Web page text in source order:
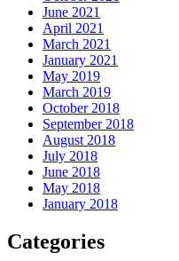
June 2021
April 2021
March 2021
January 2021
May 2019
March 2019
October 2018
September 2018
August 2018
July 2018
June 2018
May 2018
January 2018
Categories